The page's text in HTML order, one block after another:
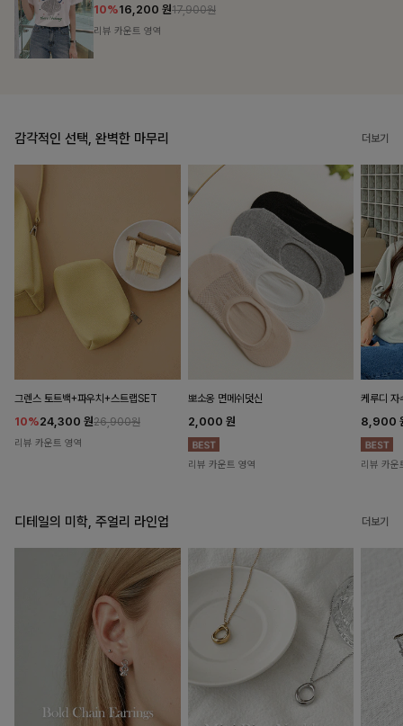
감각적인 선택, 완벽한 마무리 더보기
그렌스 토트백+파우치+스트랩SET
10%24,300 원26,900원
리뷰 카운트 영역
뽀소옹 면메쉬덧신
2,000 원
리뷰 카운트 영역
케루디 자
8,900
리뷰 카운
디테일의 미학, 주얼리 라인업 더보기